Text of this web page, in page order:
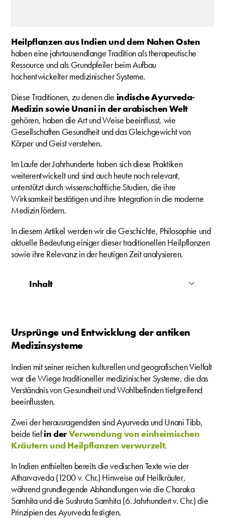
Heilpflanzen aus Indien und dem Nahen Osten
haben eine jahrtausendlange Tradition als therapeutische
Ressource und als Grundpfeiler beim Aufbau
hochentwickelter medizinischer Systeme.
Diese Traditionen, zu denen die indische Ayurveda-
Medizin sowie Unani in der arabischen Welt
gehören, haben die Art und Weise beeinflusst, wie
Gesellschaften Gesundheit und das Gleichgewicht von
Körper und Geist verstehen.
Im Laufe der Jahrhunderte haben sich diese Praktiken
weiterentwickelt und sind auch heute noch relevant,
unterstützt durch wissenschaftliche Studien, die ihre
Wirksamkeit bestätigen und ihre Integration in die moderne
Medizin fördern.
In diesem Artikel werden wir die Geschichte, Philosophie und
aktuelle Bedeutung einiger dieser traditionellen Heilpflanzen
sowie ihre Relevanz in der heutigen Zeit analysieren.
Inhalt
Ursprünge und Entwicklung der antiken
Medizinsysteme
Indien mit seiner reichen kulturellen und geografischen Vielfalt
war die Wiege traditioneller medizinischer Systeme, die das
Verständnis von Gesundheit und Wohlbefinden tiefgreifend
beeinflussten.
Zwei der herausragendsten sind Ayurveda und Unani Tibb,
beide tiefin derVerwendung von einheimischen
Kräutern und Heilpflanzen verwurzelt.
In Indien enthielten bereits die vedischen Texte wie der
Atharvaveda (1200 v. Chr.) Hinweise auf Heilkräuter,
während grundlegende Abhandlungen wie die Charaka
Samhita und die Sushruta Samhita (6. Jahrhundert v. Chr.) die
Prinzipien des Ayurveda festigten.